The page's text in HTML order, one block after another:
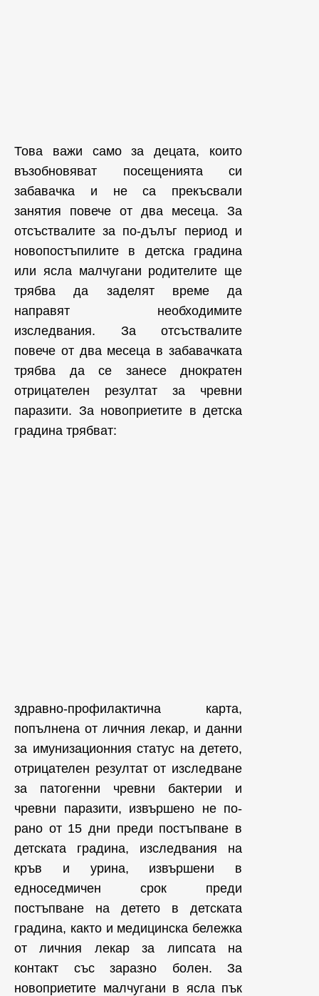
Това важи само за децата, които
възобновяват посещенията си
забавачка и не са прекъсвали
занятия повече от два месеца. За
отсъствалите за по-дълъг период и
новопостъпилите в детска градина
или ясла малчугани родителите ще
трябва да заделят време да
направят необходимите
изследвания. За отсъствалите
повече от два месеца в забавачката
трябва да се занесе днократен
отрицателен резултат за чревни
паразити. За новоприетите в детска
градина трябват:
здравно-профилактична карта,
попълнена от личния лекар, и данни
за имунизационния статус на детето,
отрицателен резултат от изследване
за патогенни чревни бактерии и
чревни паразити, извършено не по-
рано от 15 дни преди постъпване в
детската градина, изследвания на
кръв и урина, извършени в
едноседмичен срок преди
постъпване на детето в детската
градина, както и медицинска бележка
от личния лекар за липсата на
контакт със заразно болен. За
новоприетите малчугани в ясла пък